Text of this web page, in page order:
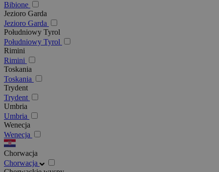
Bibione
Jezioro Garda
Jezioro Garda
Południowy Tyrol
Południowy Tyrol
Rimini
Rimini
Toskania
Toskania
Trydent
Trydent
Umbria
Umbria
Wenecja
Wenecja
Chorwacja
Chorwacja